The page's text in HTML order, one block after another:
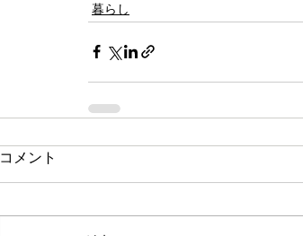
暮らし
コメント